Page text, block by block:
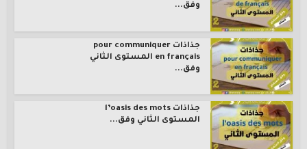
وفق...
جذاذات pour communiquer
en français المستوى الثاني
وفق...
جذاذات l’oasis des mots
المستوى الثاني وفق...